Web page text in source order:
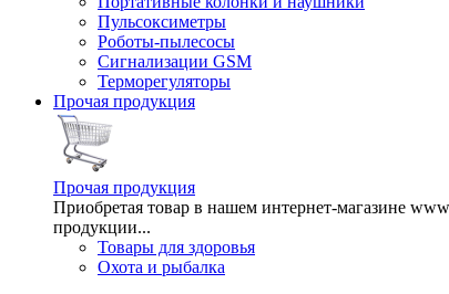
Пульсоксиметры
Роботы-пылесосы
Сигнализации GSM
Терморегуляторы
Прочая продукция
Прочая продукция
Приобретая товар в нашем интернет-магазине
продукции...
Товары для здоровья
Охота и рыбалка